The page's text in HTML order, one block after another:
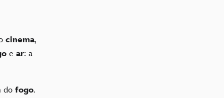
cinema,
e ar: a
do fogo.